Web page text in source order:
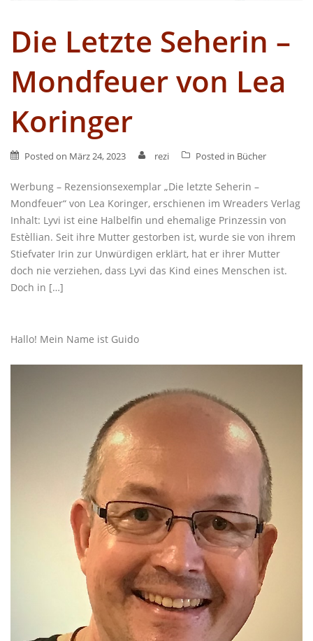
Die Letzte Seherin –
Mondfeuer von Lea
Koringer
Posted on März 24, 2023 rezi Posted in Bücher
Werbung – Rezensionsexemplar „Die letzte Seherin –
Mondfeuer“ von Lea Koringer, erschienen im Wreaders Verlag
Inhalt: Lyvi ist eine Halbelfin und ehemalige Prinzessin von
Estèllian. Seit ihre Mutter gestorben ist, wurde sie von ihrem
Stiefvater Irin zur Unwürdigen erklärt, hat er ihrer Mutter
doch nie verziehen, dass Lyvi das Kind eines Menschen ist.
Doch in […]
Hallo! Mein Name ist Guido